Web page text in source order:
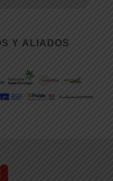
Y ALIADOS